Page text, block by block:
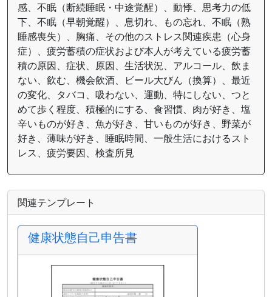
感、不眠（断続睡眠・中途覚醒）、動悸、思考力の低
下、不眠（早朝覚醒）、息切れ、もの忘れ、不眠（熟
睡感喪失）、胸痛、その他のストレス関連疾患（心身
症）、疲労蓄積の症状および本人が考えている疲労蓄
積の原因、症状、原因、生活状況、アルコール、飲ま
ない、飲む、機会飲酒、ビール大びん（換算）、最近
の変化、タバコ、吸わない、運動、特にしない、つと
めて歩く程度、積極的にする、食習慣、肉が好き、塩
辛いものが好き、魚が好き、甘いものが好き、野菜が
好き、薄味が好き、睡眠時間、一般生活におけるスト
レス、疲労要因、検査所見
関連テンプレート
健康状態自己申告書